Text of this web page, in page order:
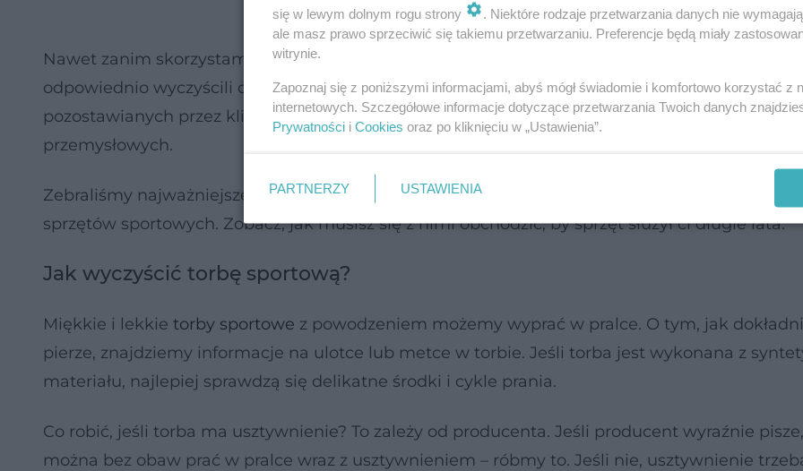
Nawet zanim skorzystamy z nowo zakupionego sprzętu sportowego, warto abyśmy na
odpowiednio wyczyścili dany produkt. Na jego powierzchni jest nie tylko mnóstwo zarazków
pozostawianych przez klientów lub pracowników sklepu, ale także poprodukcyjnych osadów
przemysłowych.
Zebraliśmy najważniejsze i najskuteczniejsze porady dotyczące pielęgnacji najpopularniejszych
sprzętów sportowych. Zobacz, jak musisz się z nimi obchodzić, by sprzęt służył ci długie lata.
Jak wyczyścić torbę sportową?
Miękkie i lekkie torby sportowe z powodzeniem możemy wyprać w pralce. O tym, jak
pierze, znajdziemy informacje na ulotce lub metce w torbie. Jeśli torba jest wykonana z
materiału, najlepiej sprawdzą się delikatne środki i cykle prania.
Co robić, jeśli torba ma usztywnienie? To zależy od producenta. Jeśli producent wyraźnie
można bez obaw prać w pralce wraz z usztywnieniem – róbmy to. Jeśli nie, usztywnienie
się w lewym dolnym rogu strony
. Niektóre rodzaje przetwarzania danych nie
ale masz prawo sprzeciwić się takiemu przetwarzaniu. Preferencje będą miały
witrynie.
Zapoznaj się z poniższymi informacjami, abyś mógł świadomie i komfortowo korzystać z
internetowych. Szczegółowe informacje dotyczące przetwarzania Twoich danych
Prywatności i Cookies oraz po kliknięciu w „Ustawienia”.
PARTNERZY USTAWIENIA